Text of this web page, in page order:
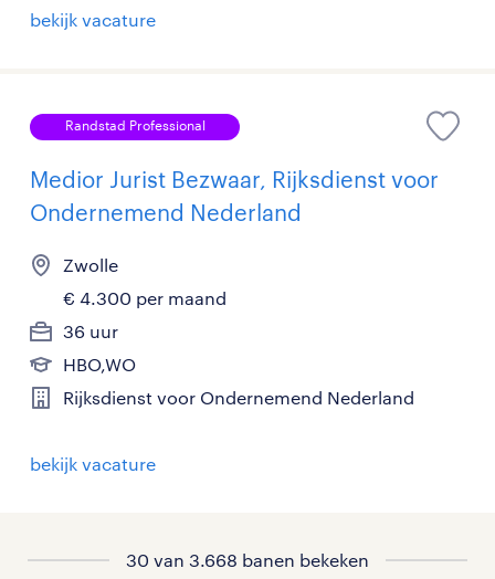
bekijk vacature
Randstad Professional
Medior Jurist Bezwaar, Rijksdienst voor
Ondernemend Nederland
Zwolle
€ 4.300 per maand
36 uur
HBO,WO
Rijksdienst voor Ondernemend Nederland
bekijk vacature
30 van 3.668 banen bekeken